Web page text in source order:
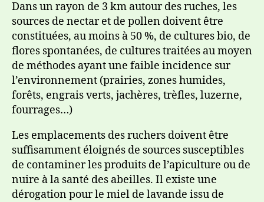
Dans un rayon de 3 km autour des ruches, les
sources de nectar et de pollen doivent être
constituées, au moins à 50 %, de cultures bio, de
flores spontanées, de cultures traitées au moyen
de méthodes ayant une faible incidence sur
l’environnement (prairies, zones humides,
forêts, engrais verts, jachères, trèfles, luzerne,
fourrages…)
Les emplacements des ruchers doivent être
suffisamment éloignés de sources susceptibles
de contaminer les produits de l’apiculture ou de
nuire à la santé des abeilles. Il existe une
dérogation pour le miel de lavande issu de